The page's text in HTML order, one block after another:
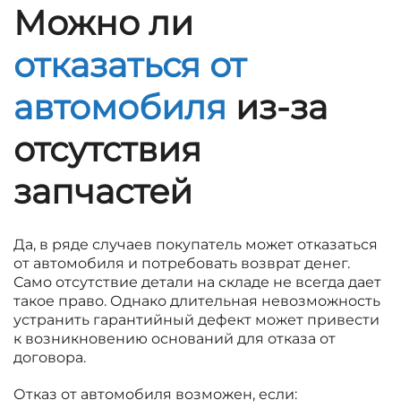
Можно ли
отказаться от
автомобиля из-за
отсутствия
запчастей
Да, в ряде случаев покупатель может отказаться
от автомобиля и потребовать возврат денег.
Само отсутствие детали на складе не всегда дает
такое право. Однако длительная невозможность
устранить гарантийный дефект может привести
к возникновению оснований для отказа от
договора.
Отказ от автомобиля возможен, если: